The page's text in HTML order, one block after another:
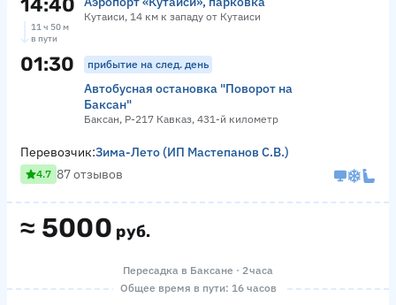
14:40 Кутаиси, 14 км к западу от Кутаиси
11 ч 50 м
в пути
01:30 прибытие на след. день
Автобусная остановка "Поворот на
Баксан"
Баксан, Р-217 Кавказ, 431-й километр
≈ 5000 руб.
Перевозчик:Зима-Лето (ИП Мастепанов С.В.)
4.7 87 отзывов
Пересадка в Баксане · 2 часа
Общее время в пути: 16 часов